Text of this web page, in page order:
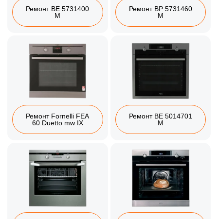
Ремонт BE 5731400
M
Ремонт BP 5731460
M
Ремонт Fornelli FEA
60 Duetto mw IX
Ремонт BE 5014701
M